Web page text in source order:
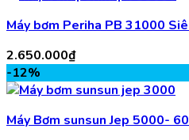
Máy bơm Periha PB 31000
2.650.000₫
-12%
Máy Bơm sunsun Jep 5000-